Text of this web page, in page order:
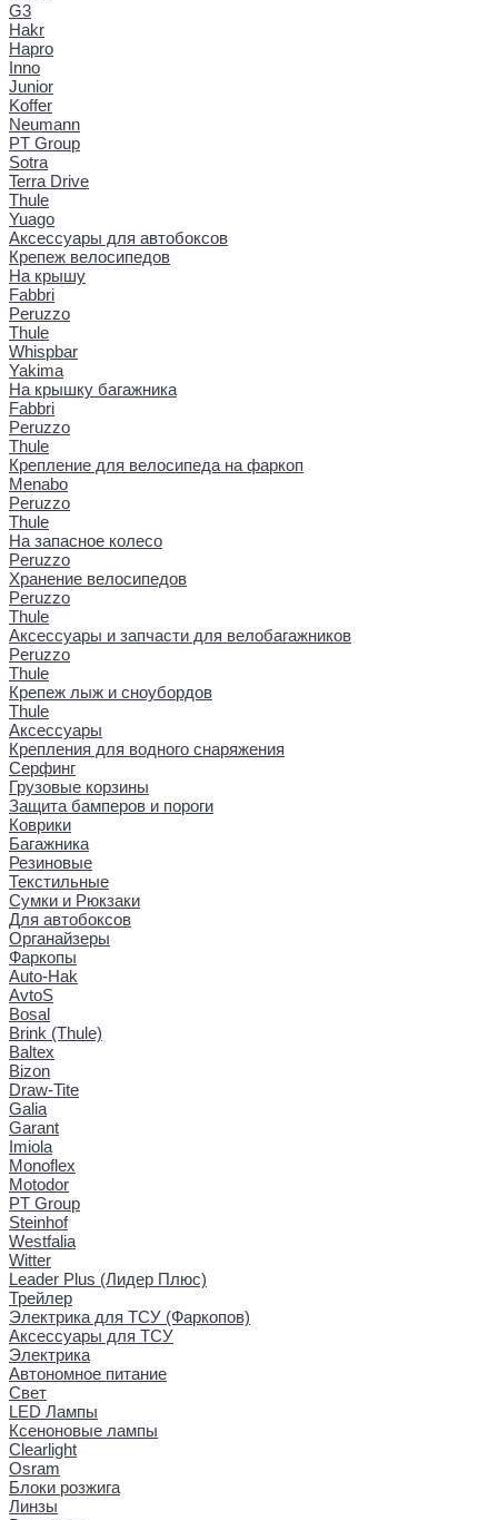
G3
Hakr
Hapro
Inno
Junior
Koffer
Neumann
PT Group
Sotra
Terra Drive
Thule
Yuago
Аксессуары для автобоксов
Крепеж велосипедов
На крышу
Fabbri
Peruzzo
Thule
Whispbar
Yakima
На крышку багажника
Fabbri
Peruzzo
Thule
Крепление для велосипеда на фаркоп
Menabo
Peruzzo
Thule
На запасное колесо
Peruzzo
Хранение велосипедов
Peruzzo
Thule
Аксессуары и запчасти для велобагажников
Peruzzo
Thule
Крепеж лыж и сноубордов
Thule
Аксессуары
Крепления для водного снаряжения
Серфинг
Грузовые корзины
Защита бамперов и пороги
Коврики
Багажника
Резиновые
Текстильные
Сумки и Рюкзаки
Для автобоксов
Органайзеры
Фаркопы
Auto-Hak
AvtoS
Bosal
Brink (Thule)
Baltex
Bizon
Draw-Tite
Galia
Garant
Imiola
Monoflex
Motodor
PT Group
Steinhof
Westfalia
Witter
Leader Plus (Лидер Плюс)
Трейлер
Электрика для ТСУ (Фаркопов)
Аксессуары для ТСУ
Электрика
Автономное питание
Свет
LED Лампы
Ксеноновые лампы
Clearlight
Osram
Блоки розжига
Линзы